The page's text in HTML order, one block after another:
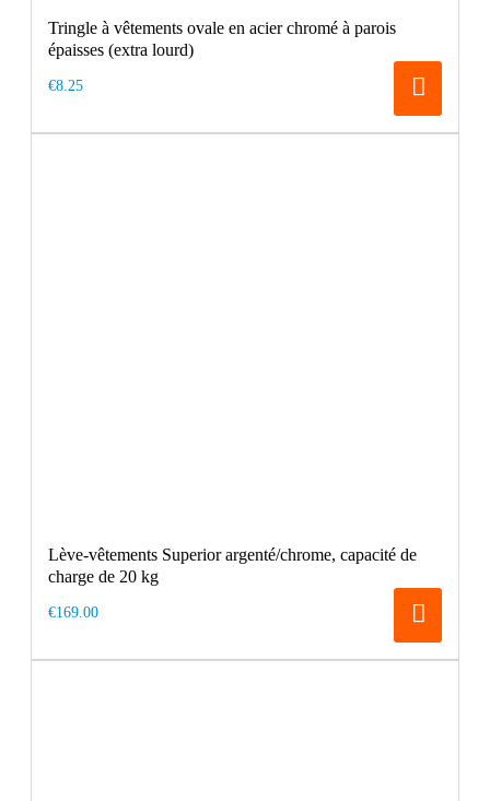
Tringle à vêtements ovale en acier chromé à parois
épaisses (extra lourd)
€8.25
Lève-vêtements Superior argenté/chrome, capacité de
charge de 20 kg
€169.00